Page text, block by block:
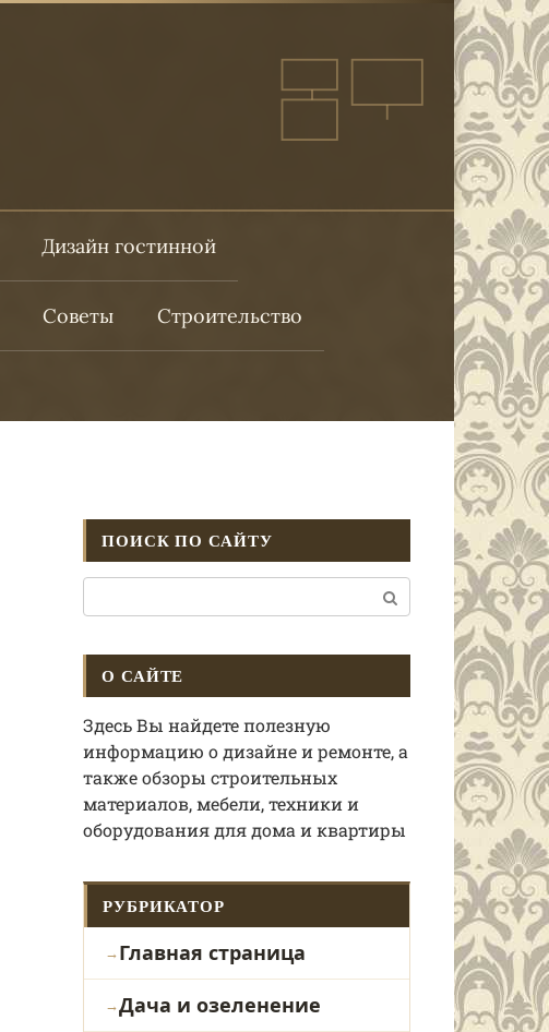
Дизайн гостинной
Советы Строительство
ПОИСК ПО САЙТУ
О САЙТЕ
Здесь Вы найдете полезную
информацию о дизайне и ремонте, а
также обзоры строительных
материалов, мебели, техники и
оборудования для дома и квартиры
РУБРИКАТОР
Главная страница
Дача и озеленение